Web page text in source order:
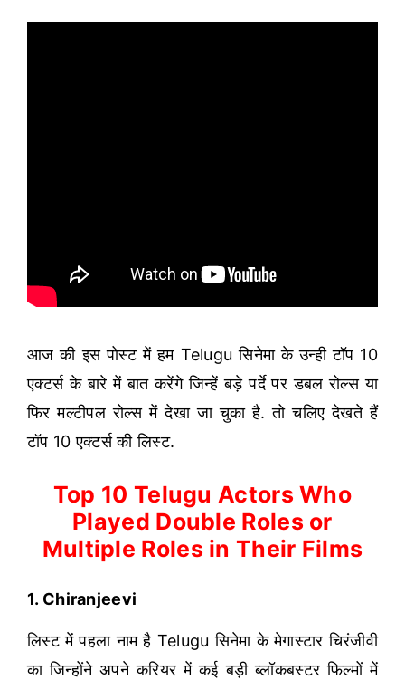
आज की इस पोस्ट में हम Telugu सिनेमा के उन्ही टॉप 10
एक्टर्स के बारे में बात करेंगे जिन्हें बड़े पर्दे पर डबल रोल्स या
फिर मल्टीपल रोल्स में देखा जा चुका है. तो चलिए देखते हैं
टॉप 10 एक्टर्स की लिस्ट.
Top 10 Telugu Actors Who
Played Double Roles or
Multiple Roles in Their Films
1. Chiranjeevi
लिस्ट में पहला नाम है Telugu सिनेमा के मेगास्टार चिरंजीवी
का जिन्होंने अपने करियर में कई बड़ी ब्लॉकबस्टर फिल्मों में